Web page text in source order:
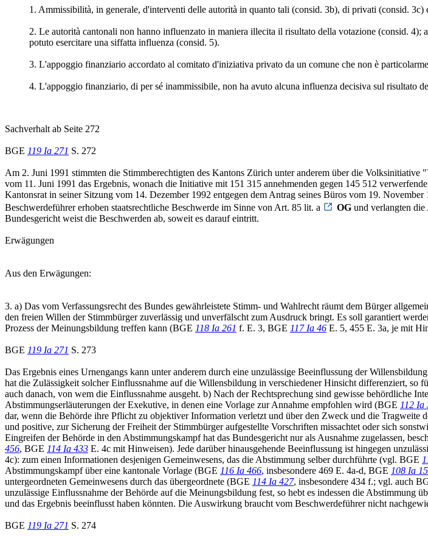
1. Ammissibilità, in generale, d'interventi delle autorità in quanto tali (consid. 3b), di privati (consid.
2. Le autorità cantonali non hanno influenzato in maniera illecita il risultato della votazione (consid.
potuto esercitare una siffatta influenza (consid. 5).
3. L'appoggio finanziario accordato al comitato d'iniziativa privato da un comune che non è
4. L'appoggio finanziario, di per sé inammissibile, non ha avuto alcuna influenza decisiva sul risultato
Sachverhalt ab Seite 272
BGE 119 Ia 271 S. 272
Am 2. Juni 1991 stimmten die Stimmberechtigten des Kantons Zürich unter anderem über die
vom 11. Juni 1991 das Ergebnis, wonach die Initiative mit 151 315 annehmenden gegen 145 512
Kantonsrat in seiner Sitzung vom 14. Dezember 1992 entgegen dem Antrag seines Büros vom 19.
Beschwerdeführer erhoben staatsrechtliche Beschwerde im Sinne von Art. 85 lit. a
OG und verlangten die
Bundesgericht weist die Beschwerden ab, soweit es darauf eintritt.
Erwägungen
Aus den Erwägungen:
3. a) Das vom Verfassungsrecht des Bundes gewährleistete Stimm- und Wahlrecht räumt dem Bürger
den freien Willen der Stimmbürger zuverlässig und unverfälscht zum Ausdruck bringt. Es soll garantiert
Prozess der Meinungsbildung treffen kann (BGE 118 Ia 261 f. E. 3, BGE 117 Ia 46 E. 5, 455 E. 3a, je mit
BGE 119 Ia 271 S. 273
Das Ergebnis eines Urnengangs kann unter anderem durch eine unzulässige Beeinflussung der
hat die Zulässigkeit solcher Einflussnahme auf die Willensbildung in verschiedener Hinsicht differenziert, so
auch danach, von wem die Einflussnahme ausgeht. b) Nach der Rechtsprechung sind gewisse behördliche
Abstimmungserläuterungen der Exekutive, in denen eine Vorlage zur Annahme empfohlen wird (BGE 112 Ia
dar, wenn die Behörde ihre Pflicht zu objektiver Information verletzt und über den Zweck und die
und positive, zur Sicherung der Freiheit der Stimmbürger aufgestellte Vorschriften missachtet oder sich
Eingreifen der Behörde in den Abstimmungskampf hat das Bundesgericht nur als Ausnahme zugelassen,
456, BGE 114 Ia 433 E. 4c mit Hinweisen). Jede darüber hinausgehende Beeinflussung ist hingegen
4c): zum einen Informationen desjenigen Gemeinwesens, das die Abstimmung selber durchführte (vgl. BGE
Abstimmungskampf über eine kantonale Vorlage (BGE 116 Ia 466, insbesondere 469 E. 4a-d, BGE 108 Ia
untergeordneten Gemeinwesens durch das übergeordnete (BGE 114 Ia 427, insbesondere 434 f.; vgl. auch
unzulässige Einflussnahme der Behörde auf die Meinungsbildung fest, so hebt es indessen die Abstimmung
und das Ergebnis beeinflusst haben könnten. Die Auswirkung braucht vom Beschwerdeführer nicht
BGE 119 Ia 271 S. 274